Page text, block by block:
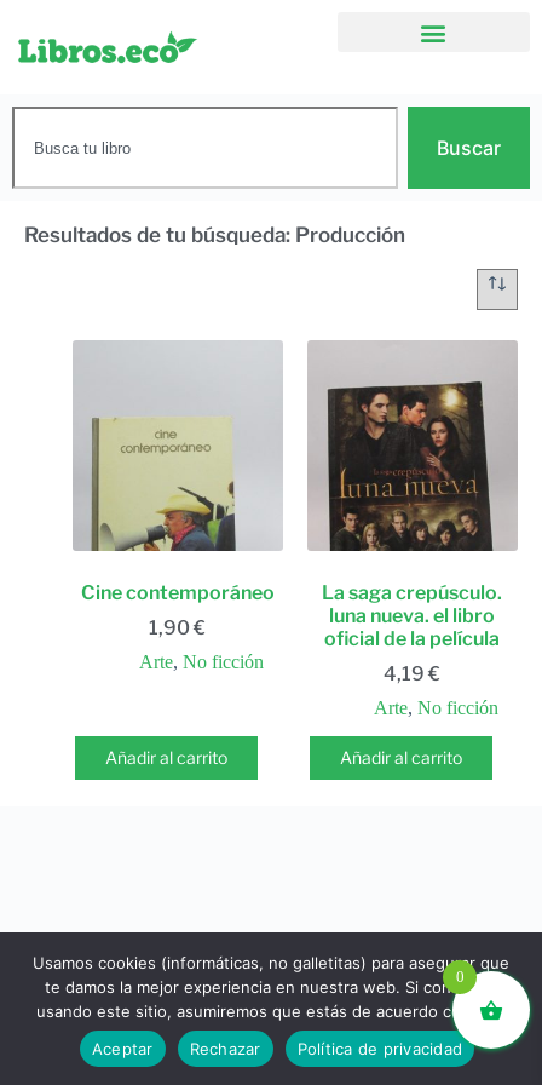
Buscar
Resultados de tu búsqueda: Producción
Cine contemporáneo
1,90€
Arte,No ficción
Añadir al carrito
La saga crepúsculo.
luna nueva. el libro
oficial de la película
4,19€
Arte,No ficción
Añadir al carrito
libros.eco © - Desde Barcelona para el mundo 💚 |
Devoluciones y reembolsos|Política de Privacidad
0
Usamos cookies (informáticas, no galletitas) para asegurar que
te damos la mejor experiencia en nuestra web. Si continúas
usando este sitio, asumiremos que estás de acuerdo con ello.
Aceptar
Rechazar Política de privacidad